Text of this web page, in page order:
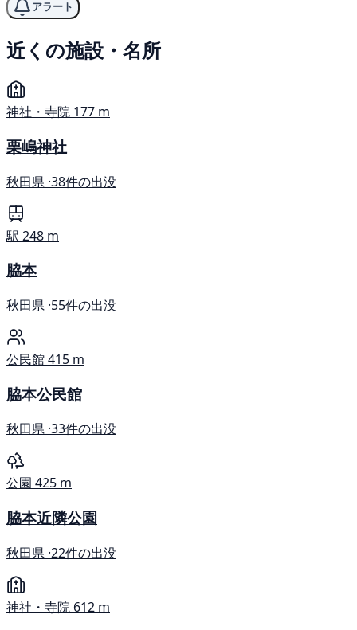
アラート
近くの施設・名所
神社・寺院 177 m
栗嶋神社
秋田県 ·38件の出没
駅 248 m
脇本
秋田県 ·55件の出没
公民館415 m
脇本公民館
秋田県 ·33件の出没
公園 425 m
脇本近隣公園
秋田県 ·22件の出没
神社・寺院 612 m